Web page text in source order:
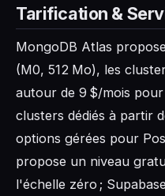
Tarification &
MongoDB Atlas
(M0, 512 Mo), les
autour de 9 $/mois
clusters dédiés à partir
options gérées pour
propose un niveau
l'échelle zéro ;